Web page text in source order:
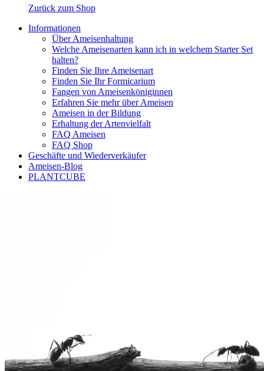
Zurück zum Shop
Informationen
Über Ameisenhaltung
Welche Ameisenarten kann ich in welchem Starter Set
halten?
Finden Sie Ihre Ameisenart
Finden Sie Ihr Formicarium
Fangen von Ameisenköniginnen
Erfahren Sie mehr über Ameisen
Ameisen in der Bildung
Erhaltung der Artenvielfalt
FAQ Ameisen
FAQ Shop
Geschäfte und Wiederverkäufer
Ameisen-Blog
PLANTCUBE